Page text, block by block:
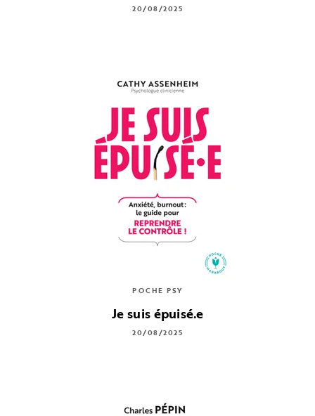
20/08/2025
POCHE PSY
Je suis épuisé.e
20/08/2025